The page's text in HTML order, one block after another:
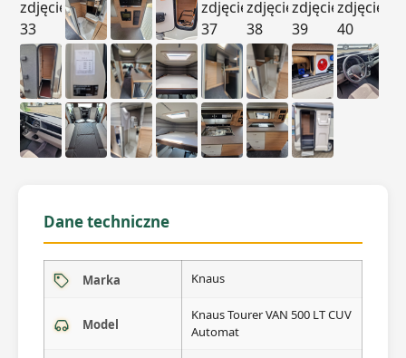
Dane techniczne
Marka Knaus
Model
Knaus Tourer VAN 500 LT CUV
Automat